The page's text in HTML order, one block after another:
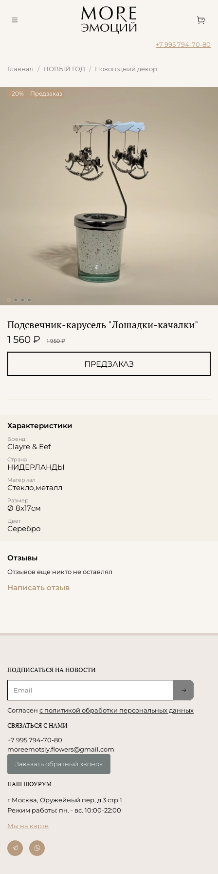
+7 995 794-70-80
Главная НОВЫЙ ГОД Новогодний декор
-20% Предзаказ
Подсвечник-карусель "Лошадки-качалки"
1 560 ₽ 1 950 ₽
ПРЕДЗАКАЗ
Характеристики
Бренд
Clayre & Eef
Страна
НИДЕРЛАНДЫ
Материал
Стекло,металл
Размер
Ø 8x17см
Цвет
Серебро
Отзывы
Отзывов еще никто не оставлял
Написать отзыв
ПОДПИСАТЬСЯ НА НОВОСТИ
Согласен с политикой обработки персональных данных
СВЯЗАТЬСЯ С НАМИ
+7 995 794-70-80
moreemotsiy.flowers@gmail.com
Заказать обратный звонок
НАШ ШОУРУМ
г Москва, Оружейный пер, д 3 стр 1
Режим работы: пн. - вс. 10:00-22:00
Мы на карте